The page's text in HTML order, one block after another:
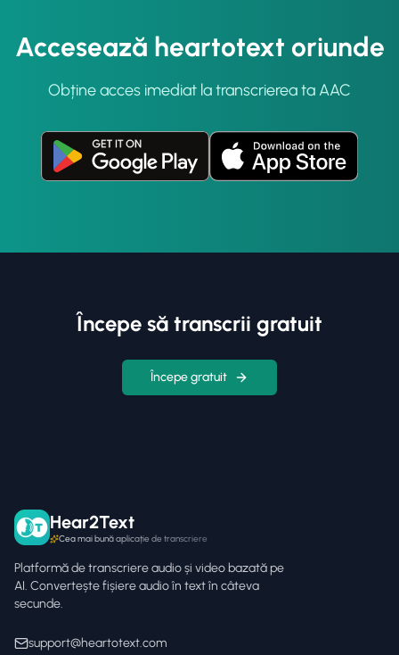
Accesează heartotext oriunde
Obține acces imediat la transcrierea ta AAC
Începe să transcrii gratuit
Începe gratuit
Hear2Text
Cea mai bună aplicație de transcriere
Platformă de transcriere audio și video bazată pe
AI. Convertește fișiere audio în text în câteva
secunde.
support@heartotext.com